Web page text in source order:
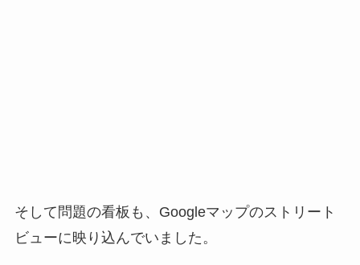
そして問題の看板も、Googleマップのストリート
ビューに映り込んでいました。